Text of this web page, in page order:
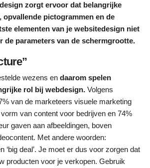
zorgt ervoor dat belangrijke
opvallende pictogrammen en de
elementen van je websitedesign niet
de parameters van de schermgrootte.
wezens en daarom spelen
rol bij webdesign. Volgens
van de marketeers visuele marketing
van content voor bedrijven en 74%
gaven aan afbeeldingen, boven
Met andere woorden:
‘big deal’. Je moet er dus voor zorgen dat
producten voor je verkopen. Gebruik